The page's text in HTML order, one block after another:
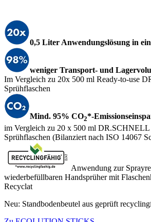
0,5 Liter Anwendungslösung in
weniger Transport- und
Im Vergleich zu 20x 500 ml Ready-to-use
Sprühflaschen
Mind. 95% CO2*-
im Vergleich zu 20 x 500 ml DR.SCHNELL
Sprühflaschen (Bilanziert nach ISO 14067
Anwendung zur
wiederbefüllbaren Handsprüher mit
Recyclat
Neu: Standbodenbeutel aus geprüft